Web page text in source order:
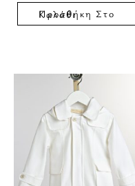
Προσθήκη Στο Καλάθι